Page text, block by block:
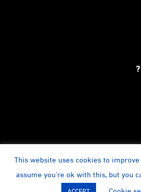
YouTube
Calendar
instagram
This website uses cookies to
assume you're ok with this, but you